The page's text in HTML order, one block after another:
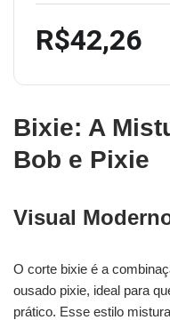
R$42,26
Bixie: A
Bob e Pixie
Visual
O corte bixie é a
ousado pixie, ideal para
prático. Esse estilo